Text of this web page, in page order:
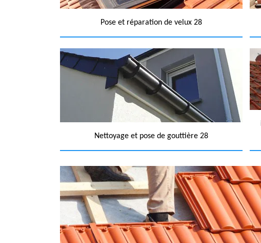
Pose et réparation de velux 28
Nettoyage et pose de gouttière 28